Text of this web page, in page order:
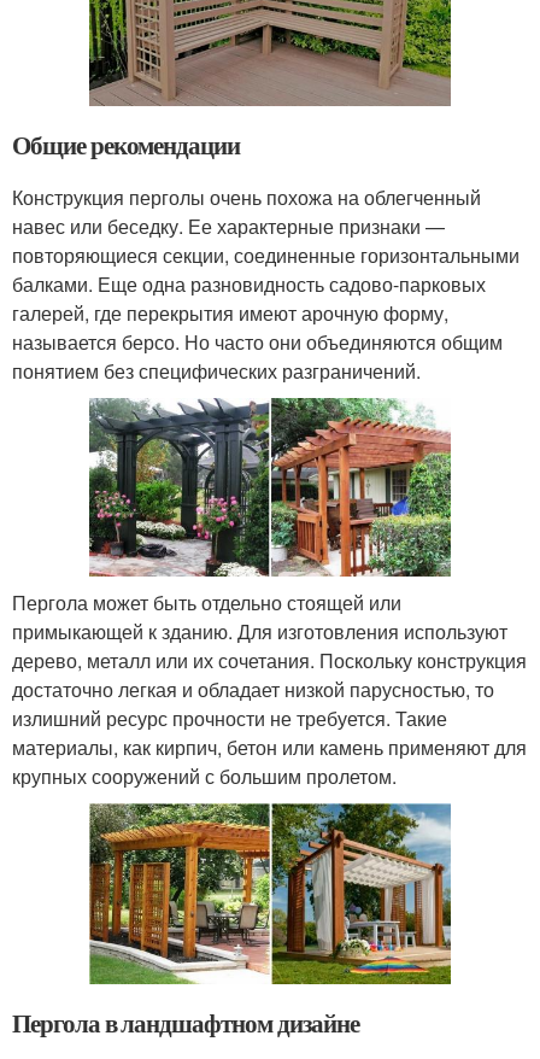
Общие рекомендации
Конструкция перголы очень похожа на облегченный
навес или беседку. Ее характерные признаки —
повторяющиеся секции, соединенные горизонтальными
балками. Еще одна разновидность садово-парковых
галерей, где перекрытия имеют арочную форму,
называется берсо. Но часто они объединяются общим
понятием без специфических разграничений.
Пергола может быть отдельно стоящей или
примыкающей к зданию. Для изготовления используют
дерево, металл или их сочетания. Поскольку конструкция
достаточно легкая и обладает низкой парусностью, то
излишний ресурс прочности не требуется. Такие
материалы, как кирпич, бетон или камень применяют для
крупных сооружений с большим пролетом.
Пергола в ландшафтном дизайне